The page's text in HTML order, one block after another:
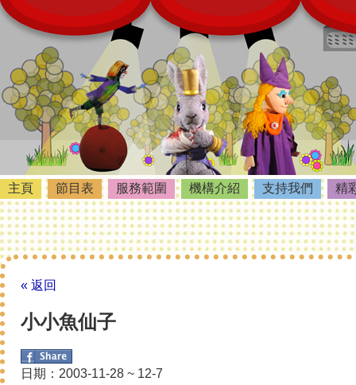
主頁 節目表 服務範圍 機構介紹 支持我們 精
« 返回
小小魚仙子
日期：2003-11-28 ~ 12-7